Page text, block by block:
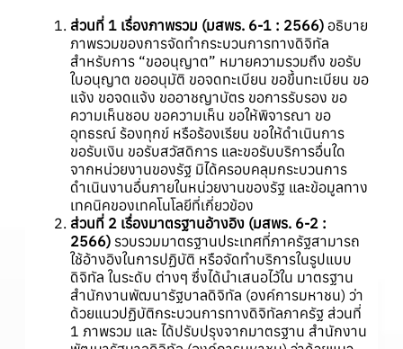
ส่วนที่ 1 เรื่องภาพรวม (มสพร. 6-1 : 2566) อธิบาย
ภาพรวมของการจัดทำกระบวนการทางดิจิทัล
สำหรับการ “ขออนุญาต” หมายความรวมถึง ขอรับ
ใบอนุญาต ขออนุมัติ ขอจดทะเบียน ขอขึ้นทะเบียน ขอ
แจ้ง ขอจดแจ้ง ขออาชญาบัตร ขอการรับรอง ขอ
ความเห็นชอบ ขอความเห็น ขอให้พิจารณา ขอ
อุทธรณ์ ร้องทุกข์ หรือร้องเรียน ขอให้ดำเนินการ
ขอรับเงิน ขอรับสวัสดิการ และขอรับบริการอื่นใด
จากหน่วยงานของรัฐ มิได้ครอบคลุมกระบวนการ
ดำเนินงานอื่นภายในหน่วยงานของรัฐ และข้อมูลทาง
เทคนิคของเทคโนโลยีที่เกี่ยวข้อง
ส่วนที่ 2 เรื่องมาตรฐานอ้างอิง (มสพร. 6-2 :
2566) รวบรวมมาตรฐานประเทศที่ภาครัฐสามารถ
ใช้อ้างอิงในการปฏิบัติ หรือจัดทำบริการในรูปแบบ
ดิจิทัล ในระดับ ต่างๆ ซึ่งได้นำเสนอไว้ใน มาตรฐาน
สำนักงานพัฒนารัฐบาลดิจิทัล (องค์การมหาชน) ว่า
ด้วยแนวปฏิบัติกระบวนการทางดิจิทัลภาครัฐ ส่วนที่
1 ภาพรวม และ ได้ปรับปรุงจากมาตรฐาน สำนักงาน